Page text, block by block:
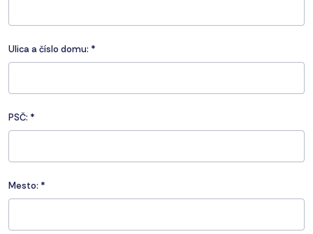
Ulica a číslo domu: *
PSČ: *
Mesto: *